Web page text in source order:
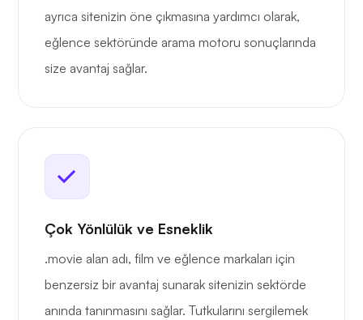
ayrıca sitenizin öne çıkmasına yardımcı olarak,
eğlence sektöründe arama motoru sonuçlarında
size avantaj sağlar.
Çok Yönlülük ve Esneklik
.movie alan adı, film ve eğlence markaları için
benzersiz bir avantaj sunarak sitenizin sektörde
anında tanınmasını sağlar. Tutkularını sergilemek